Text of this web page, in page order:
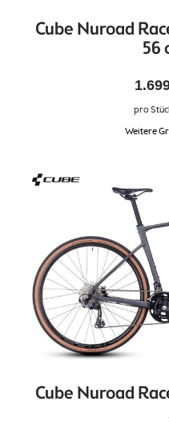
Cube Nuroad
56
pro
Weitere
Cube Nuroad